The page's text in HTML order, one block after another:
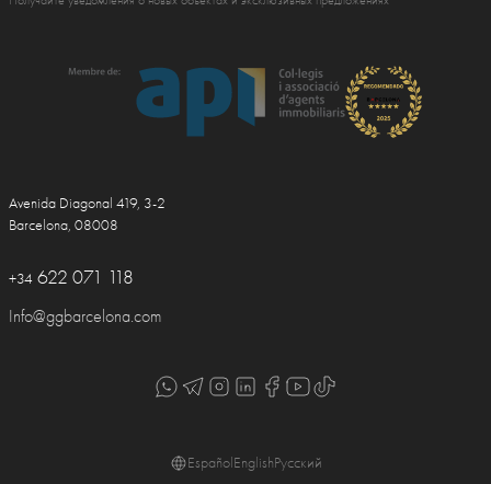
Avenida Diagonal 419, 3-2
Barcelona, 08008
+34 622 071 118
Info@ggbarcelona.com
EspañolEnglishРусский